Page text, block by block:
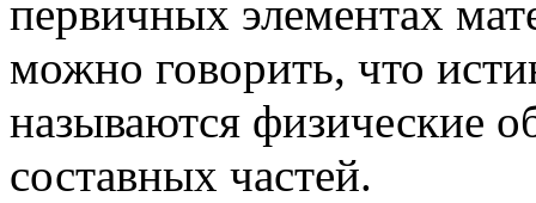
первичных элементах
можно говорить, что
называются физические
составных частей.